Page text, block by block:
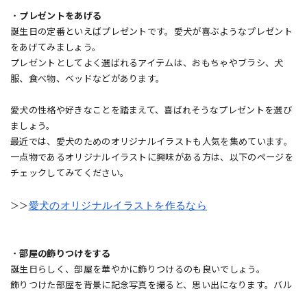
・ プレゼントをあげる
誕生日の定番といえばプレゼントです。愛犬が喜ぶようなプレゼント
をあげてみましょう。
プレゼントとしてよく選ばれるアイテムは、おもちゃやブラシ、犬
服、食べ物、ベッドなどがあります。
愛犬の性格や好きなことを踏まえて、喜ばれそうなプレゼントを選び
ましょう。
最近では、愛犬のためのオリジナルイラストも人気を集めています。
一点物であるオリジナルイラストに興味がある方は、以下のページを
チェックしてみてください。
＞＞愛犬のオリジナルイラストを作るなら
・部屋の飾りつけをする
誕生日らしく、部屋を華やかに飾りつけるのも良いでしょう。
飾りつけた部屋を背景に記念写真を撮ると、思い出になります。バル